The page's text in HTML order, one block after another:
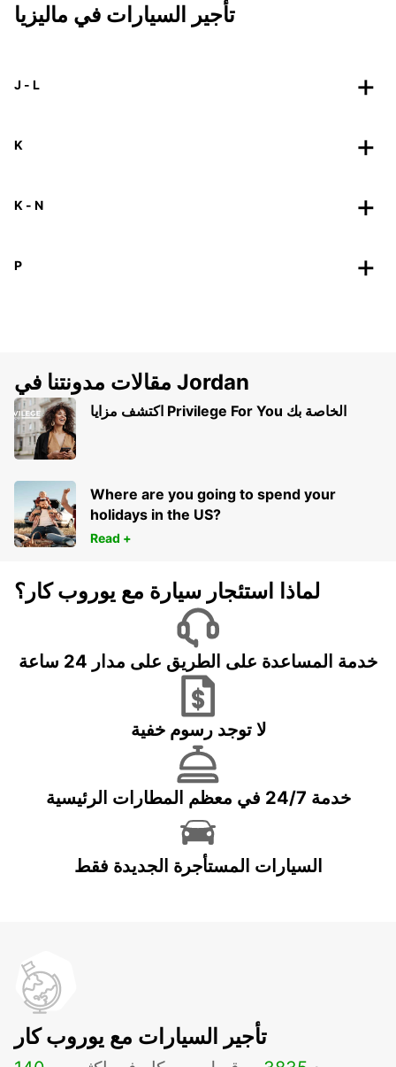
تأجير السيارات في ماليزيا
J - L
K
K - N
P
مقالات مدونتنا في Jordan
اكتشف مزايا Privilege For You الخاصة بك
Where are you going to spend your
holidays in the US?
Read +
لماذا استئجار سيارة مع يوروب كار؟
خدمة المساعدة على الطريق على مدار 24 ساعة
لا توجد رسوم خفية
خدمة 24/7 في معظم المطارات الرئيسية
السيارات المستأجرة الجديدة فقط
تأجير السيارات مع يوروب كار